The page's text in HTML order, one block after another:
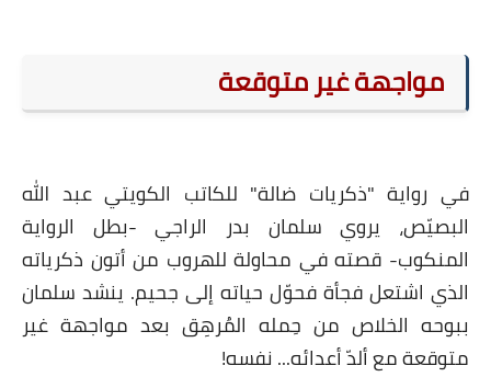
مواجهة غير متوقعة
رواية "ذكريات ضالة" للكاتب الكويتي عبد الله
يروي سلمان بدر الراجي -بطل الرواية
قصته في محاولة للهروب من أتون ذكرياته
اشتعل فجأة فحوّل حياته إلى جحيم. ينشد سلمان
الخلاص من حِمله المُرهِق بعد مواجهة غير
مع ألدّ أعدائه... نفسه!